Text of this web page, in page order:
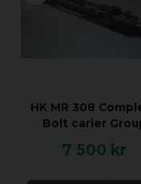
HK MR 308
Bolt carier
7 500 kr